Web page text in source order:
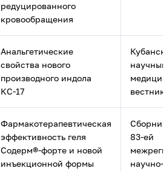
редуцированного
кровообращения
Анальгетические
свойства нового
производного индола
КС-17
Фармакотерапевтическая
эффективность геля
Содерм®-форте и новой
инъекционной формы
83-ей
научно-